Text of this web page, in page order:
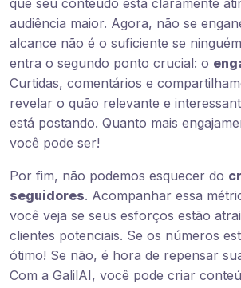
audiência maior. Agora, não se
alcance não é o suficiente se
entra o segundo ponto crucial: o
Curtidas, comentários e
revelar o quão relevante e
está postando. Quanto mais
você pode ser!
Por fim, não podemos esquecer do
seguidores. Acompanhar essa
você veja se seus esforços estão
clientes potenciais. Se os números
ótimo! Se não, é hora de repensar
Com a GalilAI, você pode criar